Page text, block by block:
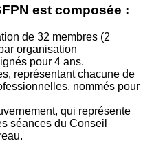
est composée :
de 32 membres (2
organisation
pour 4 ans.
représentant chacune de
nommés pour
qui représente
séances du Conseil